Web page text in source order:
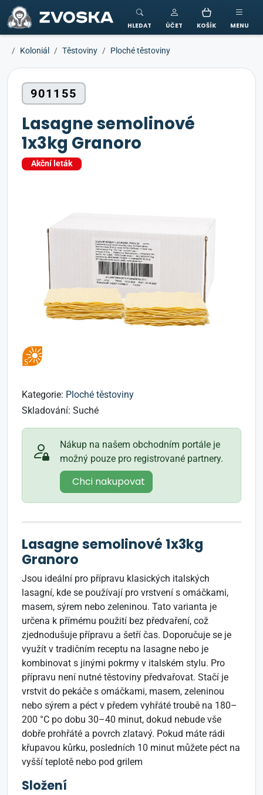
ZVOSKA
HLEDAT ÚČET KOŠÍK MENU
Koloniál Těstoviny Ploché těstoviny
901155
Lasagne semolinové
1x3kg Granoro
Akční leták
Kategorie: Ploché těstoviny
Skladování: Suché
Nákup na našem obchodním portále je
možný pouze pro registrované partnery.
Chci nakupovat
Lasagne semolinové 1x3kg
Granoro
Jsou ideální pro přípravu klasických italských
lasagní, kde se používají pro vrstvení s omáčkami,
masem, sýrem nebo zeleninou. Tato varianta je
určena k přímému použití bez předvaření, což
zjednodušuje přípravu a šetří čas. Doporučuje se je
využít v tradičním receptu na lasagne nebo je
kombinovat s jinými pokrmy v italském stylu. Pro
přípravu není nutné těstoviny předvařovat. Stačí je
vrstvit do pekáče s omáčkami, masem, zeleninou
nebo sýrem a péct v předem vyhřáté troubě na 180–
200 °C po dobu 30–40 minut, dokud nebude vše
dobře prohřáté a povrch zlatavý. Pokud máte rádi
křupavou kůrku, posledních 10 minut můžete péct na
vyšší teplotě nebo pod grilem
Složení